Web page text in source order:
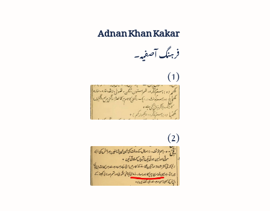
Adnan Khan Kakar
فرہنگ آصفیہ۔
(1)
(2)